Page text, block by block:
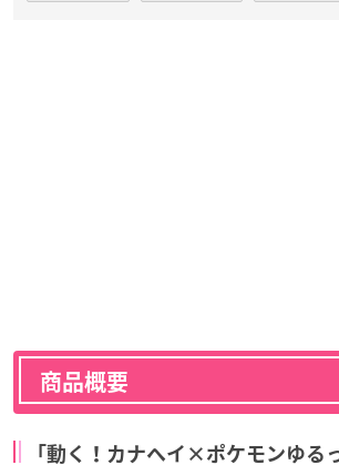
商品概要
「動く！カナヘイ×ポケモンゆる